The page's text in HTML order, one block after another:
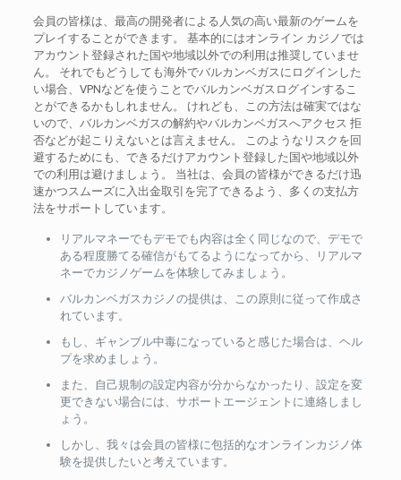
会員の皆様は、最高の開発者による人気の高い最新のゲームを
プレイすることができます。 基本的にはオンライン カジノでは
アカウント登録された国や地域以外での利用は推奨していませ
ん。 それでもどうしても海外でバルカンベガスにログインした
い場合、VPNなどを使うことでバルカンベガスログインするこ
とができるかもしれません。 けれども、この方法は確実ではな
いので、バルカンベガスの解約やバルカンベガスへアクセス 拒
否などが起こりえないとは言えません。 このようなリスクを回
避するためにも、できるだけアカウント登録した国や地域以外
での利用は避けましょう。 当社は、会員の皆様ができるだけ迅
速かつスムーズに入出金取引を完了できるよう、多くの支払方
法をサポートしています。
リアルマネーでもデモでも内容は全く同じなので、デモで
ある程度勝てる確信がもてるようになってから、リアルマ
ネーでカジノゲームを体験してみましょう。
バルカンベガスカジノの提供は、この原則に従って作成さ
れています。
もし、ギャンブル中毒になっていると感じた場合は、ヘル
プを求めましょう。
また、自己規制の設定内容が分からなかったり、設定を変
更できない場合には、サポートエージェントに連絡しまし
ょう。
しかし、我々は会員の皆様に包括的なオンラインカジノ体
験を提供したいと考えています。